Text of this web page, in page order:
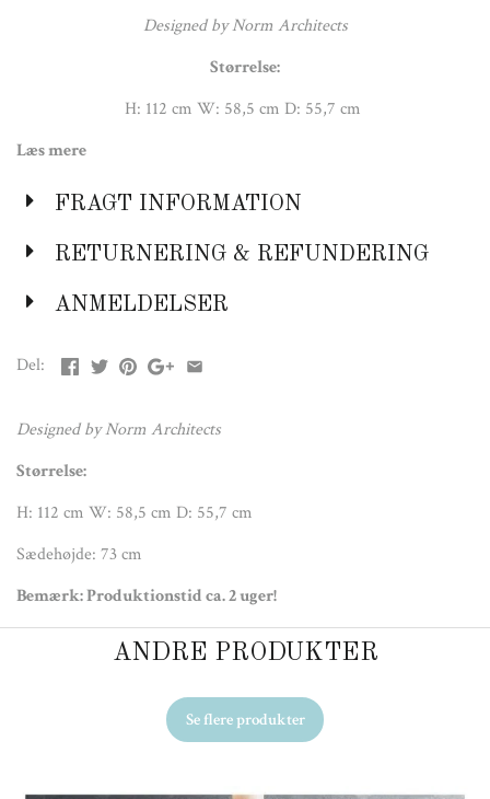
Designed by Norm Architects
Størrelse:
H: 112 cm W: 58,5 cm D: 55,7 cm
Bemærk: Produktionstid ca. 2 uger!
Læs mere
FRAGT INFORMATION
RETURNERING & REFUNDERING
ANMELDELSER
Del:
Designed by Norm Architects
Størrelse:
H: 112 cm W: 58,5 cm D: 55,7 cm
Sædehøjde: 73 cm
Bemærk: Produktionstid ca. 2 uger!
ANDRE PRODUKTER
Se flere produkter